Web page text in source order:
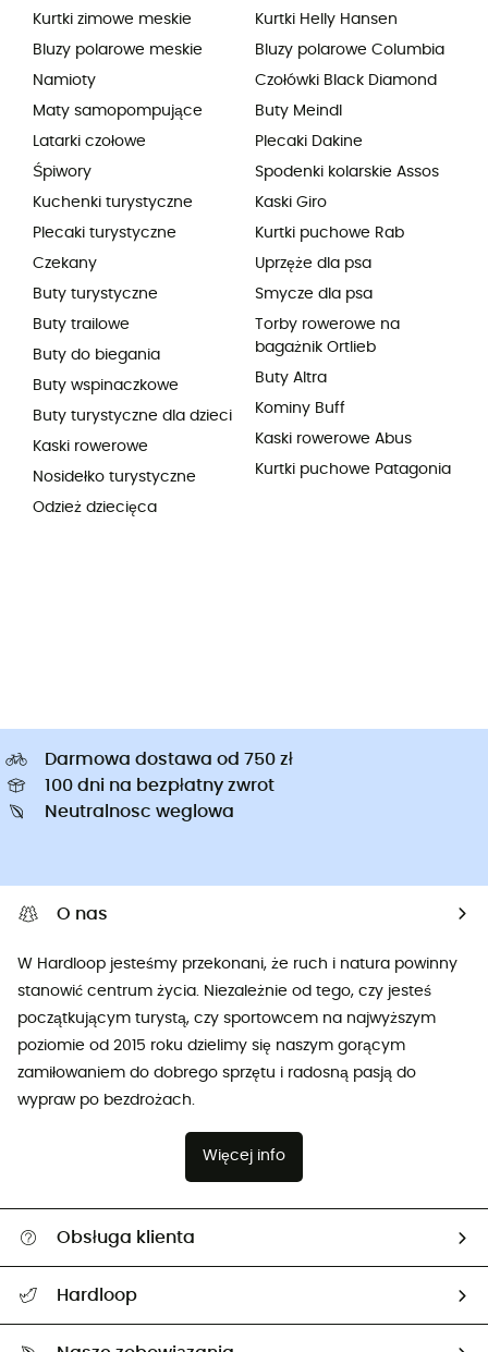
Kurtki zimowe meskie
Bluzy polarowe meskie
Namioty
Maty samopompujące
Latarki czołowe
Śpiwory
Kuchenki turystyczne
Plecaki turystyczne
Czekany
Buty turystyczne
Buty trailowe
Buty do biegania
Buty wspinaczkowe
Buty turystyczne dla dzieci
Kaski rowerowe
Nosidełko turystyczne
Odzież dziecięca
Kurtki Helly Hansen
Bluzy polarowe Columbia
Czołówki Black Diamond
Buty Meindl
Plecaki Dakine
Spodenki kolarskie Assos
Kaski Giro
Kurtki puchowe Rab
Uprzęże dla psa
Smycze dla psa
Torby rowerowe na
bagażnik Ortlieb
Buty Altra
Kominy Buff
Kaski rowerowe Abus
Kurtki puchowe Patagonia
Darmowa dostawa od 750 zł
100 dni na bezpłatny zwrot
Neutralnosc weglowa
O nas
W Hardloop jesteśmy przekonani, że ruch i natura powinny
stanowić centrum życia. Niezależnie od tego, czy jesteś
początkującym turystą, czy sportowcem na najwyższym
poziomie od 2015 roku dzielimy się naszym gorącym
zamiłowaniem do dobrego sprzętu i radosną pasją do
wypraw po bezdrożach.
Więcej info
Obsługa klienta
Śledzenie przesyłki
Zwrot artykułów i zwrot środków
Hardloop